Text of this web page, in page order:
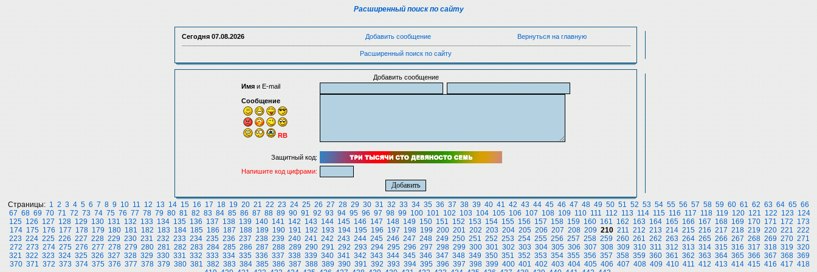
Расширенный поиск по сайту
Сегодня 07.08.2026 Добавить сообщение Вернуться на главную
Расширенный поиск по сайту
Добавить сообщение
Имя и E-mail
Сообщение
RB
Защитный код:
Напишите код цифрами:
Страницы: 1 2 3 4 5 6 7 8 9 10 11 12 13 14 15 16 17 18 19 20 21 22 23 24 25 26 27 28 29 30 31 32 33 34 35 36 37 38 39 40 41 42 43 44 45 46 47 48 49 50 51 52 53 54 55 56 57 58 59 60 61 62 63 64 65 66
67 68 69 70 71 72 73 74 75 76 77 78 79 80 81 82 83 84 85 86 87 88 89 90 91 92 93 94 95 96 97 98 99 100 101 102 103 104 105 106 107 108 109 110 111 112 113 114 115 116 117 118 119 120 121 122 123 124
125 126 127 128 129 130 131 132 133 134 135 136 137 138 139 140 141 142 143 144 145 146 147 148 149 150 151 152 153 154 155 156 157 158 159 160 161 162 163 164 165 166 167 168 169 170 171 172 173
174 175 176 177 178 179 180 181 182 183 184 185 186 187 188 189 190 191 192 193 194 195 196 197 198 199 200 201 202 203 204 205 206 207 208 209 210 211 212 213 214 215 216 217 218 219 220 221
222
223 224 225 226 227 228 229 230 231 232 233 234 235 236 237 238 239 240 241 242 243 244 245 246 247 248 249 250 251 252 253 254 255 256 257 258 259 260 261 262 263 264 265 266 267 268 269 270 271
272 273 274 275 276 277 278 279 280 281 282 283 284 285 286 287 288 289 290 291 292 293 294 295 296 297 298 299 300 301 302 303 304 305 306 307 308 309 310 311 312 313 314 315 316 317 318 319 320
321
322 323 324 325 326 327 328 329 330 331 332 333 334 335 336 337 338 339 340 341 342 343 344 345 346 347 348 349 350 351 352 353 354 355 356 357 358 359 360 361 362 363 364 365 366 367 368 369
370 371 372 373 374 375 376 377 378 379 380 381 382 383 384 385 386 387 388 389 390 391 392 393 394 395 396 397 398 399 400 401 402 403 404 405 406 407 408 409 410 411 412 413 414 415 416 417 418